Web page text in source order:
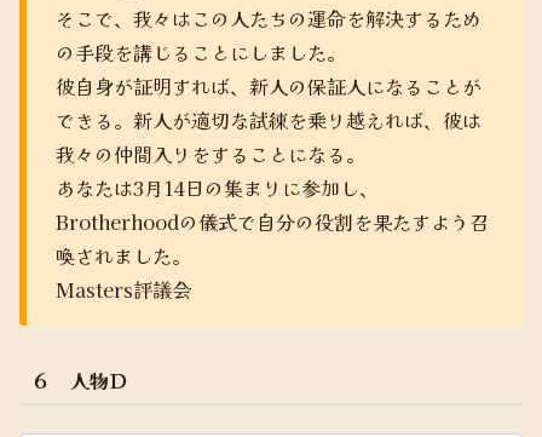
そこで、我々はこの人たちの運命を解決するため
の手段を講じることにしました。
彼自身が証明すれば、新人の保証人になることが
できる。新人が適切な試練を乗り越えれば、彼は
我々の仲間入りをすることになる。
あなたは3月14日の集まりに参加し、
Brotherhoodの儀式で自分の役割を果たすよう召
喚されました。
Masters評議会
６ 人物Ｄ